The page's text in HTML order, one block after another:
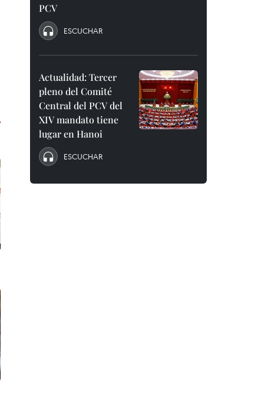
PCV
ESCUCHAR
Actualidad: Tercer
pleno del Comité
Central del PCV del
XIV mandato tiene
lugar en Hanoi
ESCUCHAR